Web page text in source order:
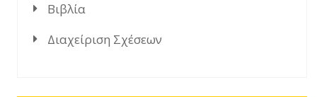
Βιβλία
Διαχείριση Σχέσεων